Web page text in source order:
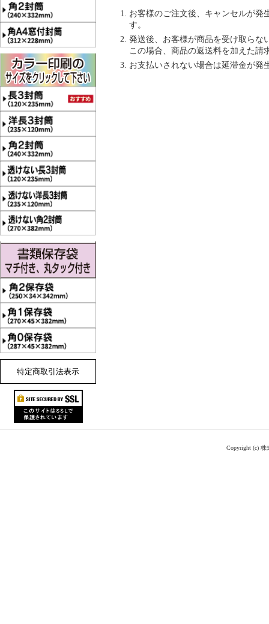
特定商取引法表示
お客様のご注文後、キャンセルが発
す。
発送後、お客様が商品を受け取らな
この場合、商品の返送料を加えた請
お支払いされない場合は延滞金が発
Copyright (c)